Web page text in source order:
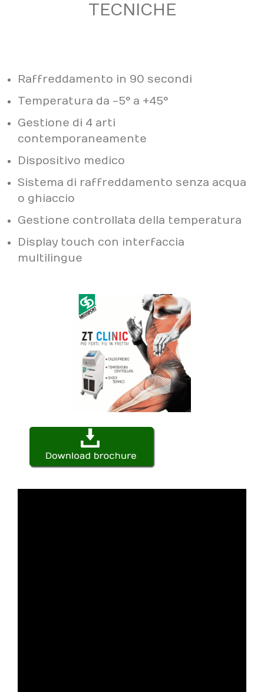
TECNICHE
Raffreddamento in 90 secondi
Temperatura da -5° a +45°
Gestione di 4 arti
contemporaneamente
Dispositivo medico
Sistema di raffreddamento senza acqua
o ghiaccio
Gestione controllata della temperatura
Display touch con interfaccia
multilingue